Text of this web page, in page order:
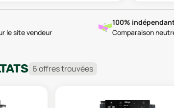
le site vendeur
100%
Comparaison
6offrestrouvées